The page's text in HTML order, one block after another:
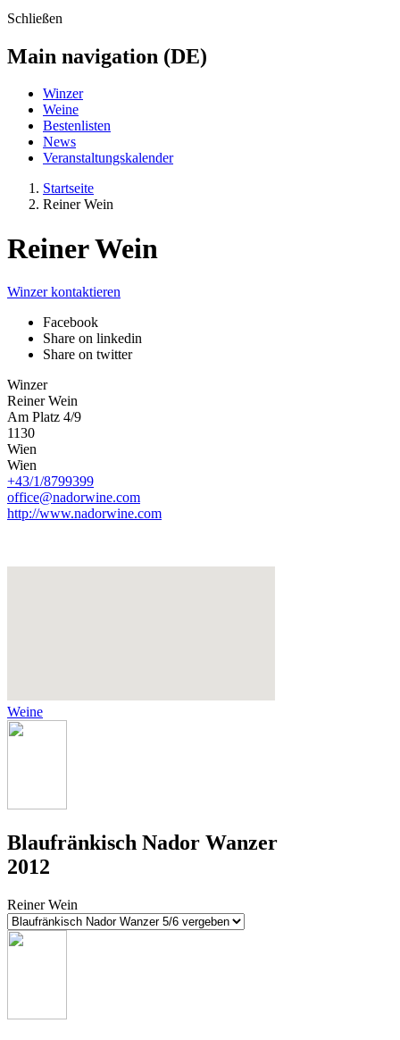
Schließen
Main navigation (DE)
Winzer
Weine
Bestenlisten
News
Veranstaltungskalender
Startseite
Reiner Wein
Reiner Wein
Winzer kontaktieren
Facebook
Share on linkedin
Share on twitter
Winzer
Reiner Wein
Am Platz 4/9
1130
Wien
Wien
+43/1/8799399
office@nadorwine.com
http://www.nadorwine.com
Weine
Blaufränkisch Nador Wanzer
2012
Reiner Wein